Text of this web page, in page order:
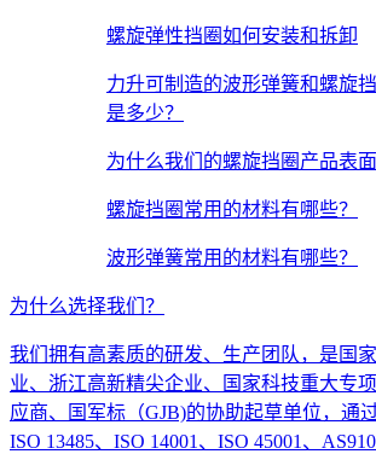
螺旋弹性挡圈如何安装和拆卸
力升可制造的波形弹簧和螺旋
是多少？
为什么我们的螺旋挡圈产品表面
螺旋挡圈常用的材料有哪些？
波形弹簧常用的材料有哪些？
为什么选择我们？
我们拥有高素质的研发、生产团队，是国
业、浙江高新精尖企业、国家科技重大专
应商、国军标（GJB)的协助起草单位，通过
ISO 13485、ISO 14001、ISO 45001、